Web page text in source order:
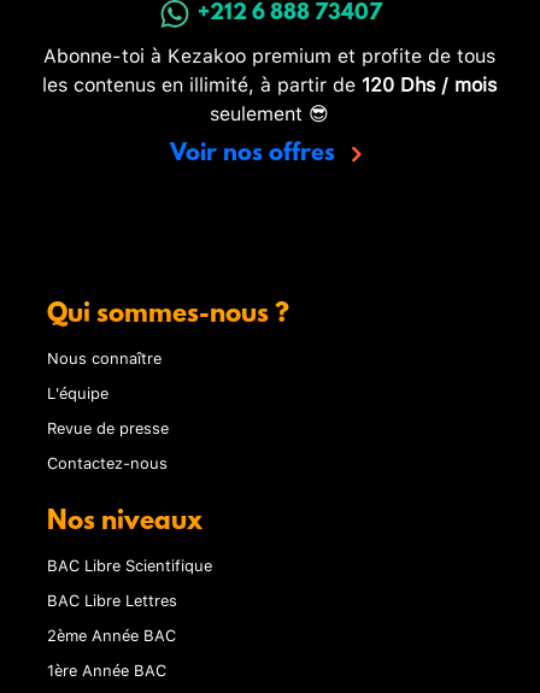
+212 6 888 73407
Abonne-toi à Kezakoo premium et profite de tous
les contenus en illimité, à partir de 120 Dhs / mois
seulement 😎
Voir nos offres
Qui sommes-nous ?
Nous connaître
L'équipe
Revue de presse
Contactez-nous
Nos niveaux
BAC Libre Scientifique
BAC Libre Lettres
2ème Année BAC
1ère Année BAC